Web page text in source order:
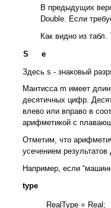
В предыдущих
Double. Если
Как видно из
S
е
Здесь s - знаковый
Мантисса m имеет
десятичных цифр.
влево или вправо в
арифметикой с
Отметим, что
усечением
Например, если
type
RealType = Real;